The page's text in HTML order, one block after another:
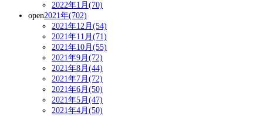
2022年1月(70)
open2021年(702)
2021年12月(54)
2021年11月(71)
2021年10月(55)
2021年9月(72)
2021年8月(44)
2021年7月(72)
2021年6月(50)
2021年5月(47)
2021年4月(50)